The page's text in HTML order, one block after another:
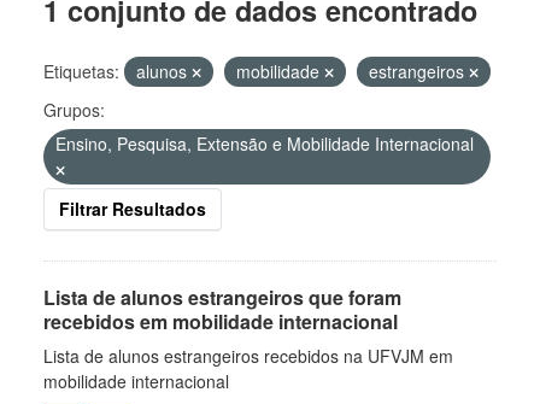
1 conjunto de dados encontrado
Etiquetas: alunos mobilidade
estrangeiros
Grupos:
Ensino, Pesquisa, Extensão e Mobilidade Internacional
Filtrar Resultados
Lista de alunos estrangeiros que foram
recebidos em mobilidade internacional
Lista de alunos estrangeiros recebidos na UFVJM em
mobilidade internacional